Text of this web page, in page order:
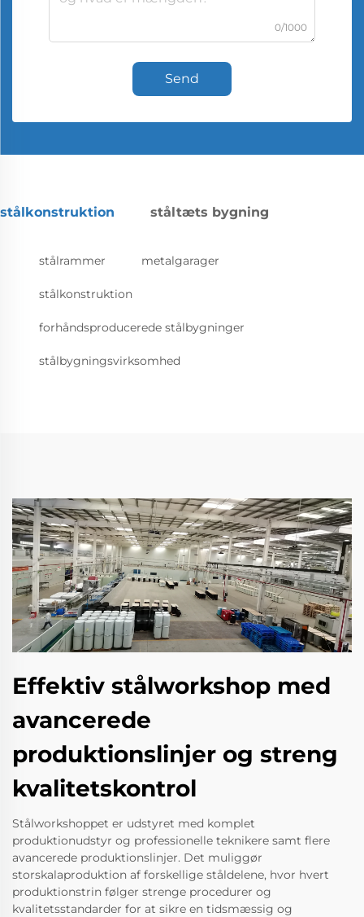
0/1000
Send
stålkonstruktion ståltæts bygning
stålrammer metalgarager
stålkonstruktion
forhåndsproducerede stålbygninger
stålbygningsvirksomhed
Effektiv stålworkshop med
avancerede
produktionslinjer og streng
kvalitetskontrol
Stålworkshoppet er udstyret med komplet
produktionudstyr og professionelle teknikere samt flere
avancerede produktionslinjer. Det muliggør
storskalaproduktion af forskellige ståldelene, hvor hvert
produktionstrin følger strenge procedurer og
kvalitetsstandarder for at sikre en tidsmæssig og